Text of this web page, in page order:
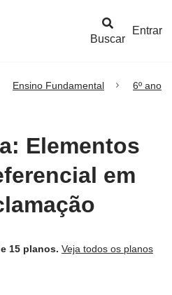
Buscar
Entrar
Ensino Fundamental 6º ano
Elementos
em
15 planos. Veja todos os planos